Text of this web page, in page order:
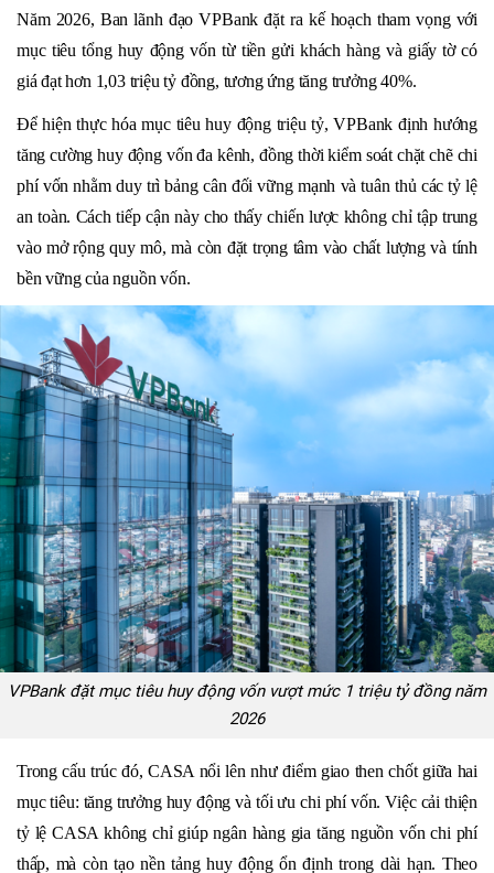
Năm 2026, Ban lãnh đạo VPBank đặt ra kế hoạch tham vọng với
mục tiêu tổng huy động vốn từ tiền gửi khách hàng và giấy tờ có
giá đạt hơn 1,03 triệu tỷ đồng, tương ứng tăng trưởng 40%.
Để hiện thực hóa mục tiêu huy động triệu tỷ, VPBank định hướng
tăng cường huy động vốn đa kênh, đồng thời kiểm soát chặt chẽ chi
phí vốn nhằm duy trì bảng cân đối vững mạnh và tuân thủ các tỷ lệ
an toàn. Cách tiếp cận này cho thấy chiến lược không chỉ tập trung
vào mở rộng quy mô, mà còn đặt trọng tâm vào chất lượng và tính
bền vững của nguồn vốn.
VPBank đặt mục tiêu huy động vốn vượt mức 1 triệu tỷ đồng năm
2026
Trong cấu trúc đó, CASA nổi lên như điểm giao then chốt giữa hai
mục tiêu: tăng trưởng huy động và tối ưu chi phí vốn. Việc cải thiện
tỷ lệ CASA không chỉ giúp ngân hàng gia tăng nguồn vốn chi phí
thấp, mà còn tạo nền tảng huy động ổn định trong dài hạn. Theo